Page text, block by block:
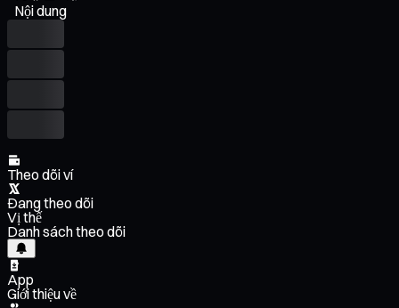
Nội dung
Theo dõi ví
Đang theo dõi
Vị thế
Danh sách theo dõi
App
Giới thiệu về